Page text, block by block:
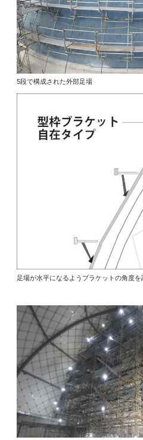
5段で構成された外部足場
足場が水平になるようブラケットの角度